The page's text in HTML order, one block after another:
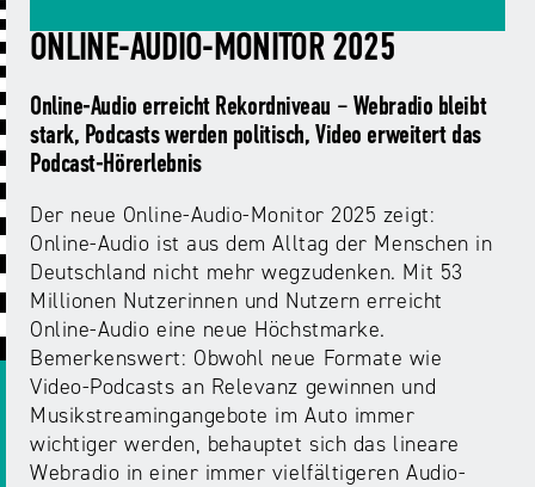
Sexting.
Porno.
Missbrauch.
KI
in
der
Medienaufsicht
Intermediäre
Europa
in
der
Audio
Summit
NRW
Campusradio-
Preis
Growth
Day
Laut-
und-
Klar-
Festival
antworten!
Eltern
und
Medien
Internet-
ABC
#äsch-
Tecks
Juuuport
Info-
und
Lehrmaterial
Forschung
Förderungen
und
Ausschreibungen
Datenschutzaufsicht
Landesanstalt
für
NRW
Regulierung
Streaming
Plattformen
Medienplattformen
Benutzeroberflächen
Rechtsgrundlagen
Berichte
Vorsitzende
Presseverteiler
Öffentliche
Bekanntmachungen
Download-
Bereich
ONLINE-AUDIO-MONITOR 2025
Online-Audio erreicht Rekordniveau – Webradio bleibt
stark, Podcasts werden politisch, Video erweitert das
Podcast-Hörerlebnis
Der neue Online-Audio-Monitor 2025 zeigt:
Online-Audio ist aus dem Alltag der Menschen in
Deutschland nicht mehr wegzudenken. Mit 53
Millionen Nutzerinnen und Nutzern erreicht
Online-Audio eine neue Höchstmarke.
Bemerkenswert: Obwohl neue Formate wie
Video-Podcasts an Relevanz gewinnen und
Musikstreamingangebote im Auto immer
wichtiger werden, behauptet sich das lineare
Webradio in einer immer vielfältigeren Audio-